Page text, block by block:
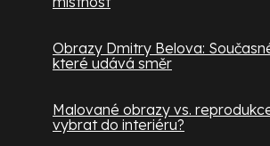
Obrazy Dmitry Belova:
které udává směr
Malované obrazy vs.
vybrat do interiéru?